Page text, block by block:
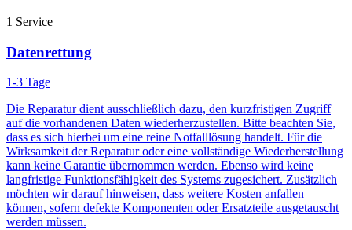
1 Service
Datenrettung
1-3 Tage
Die Reparatur dient ausschließlich dazu, den kurzfristigen Zugriff
auf die vorhandenen Daten wiederherzustellen. Bitte beachten Sie,
dass es sich hierbei um eine reine Notfalllösung handelt. Für die
Wirksamkeit der Reparatur oder eine vollständige Wiederherstellung
kann keine Garantie übernommen werden. Ebenso wird keine
langfristige Funktionsfähigkeit des Systems zugesichert. Zusätzlich
möchten wir darauf hinweisen, dass weitere Kosten anfallen
können, sofern defekte Komponenten oder Ersatzteile ausgetauscht
werden müssen.